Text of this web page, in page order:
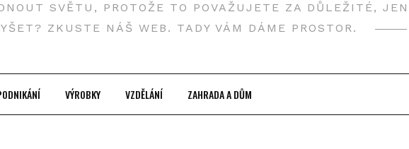
SVĚTU, PROTOŽE TO POVAŽUJETE ZA DŮLEŽITÉ,
ZKUSTE NÁŠ WEB. TADY VÁM DÁME PROSTOR.
VÝROBKY VZDĚLÁNÍ ZAHRADA A DŮM